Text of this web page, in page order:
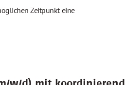
Zeitpunkt eine